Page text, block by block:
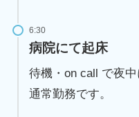
6:30
病院にて起床
待機・on call で夜
通常勤務です。